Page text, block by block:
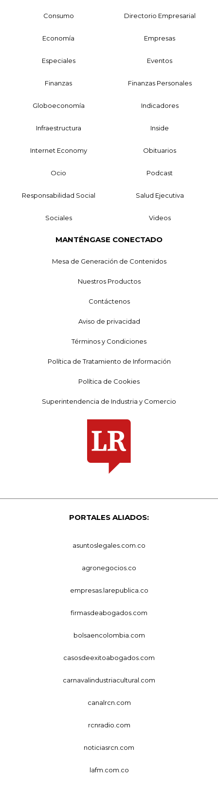
Consumo Directorio Empresarial
Economía Empresas
Especiales Eventos
Finanzas Finanzas Personales
Globoeconomía Indicadores
Infraestructura Inside
Internet Economy Obituarios
Ocio Podcast
Responsabilidad Social Salud Ejecutiva
Sociales Videos
MANTÉNGASE CONECTADO
Mesa de Generación de Contenidos
Nuestros Productos
Contáctenos
Aviso de privacidad
Términos y Condiciones
Política de Tratamiento de Información
Política de Cookies
Superintendencia de Industria y Comercio
PORTALES ALIADOS:
asuntoslegales.com.co
agronegocios.co
empresas.larepublica.co
firmasdeabogados.com
bolsaencolombia.com
casosdeexitoabogados.com
carnavalindustriacultural.com
canalrcn.com
rcnradio.com
noticiasrcn.com
lafm.com.co